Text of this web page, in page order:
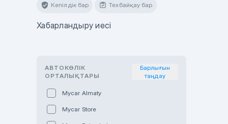
Кепілдік бар Техбайқау бар
Хабарландыру иесі
АВТОКӨЛІК
ОРТАЛЫҚТАРЫ
Барлығын
таңдау
Mycar Almaty
Mycar Store